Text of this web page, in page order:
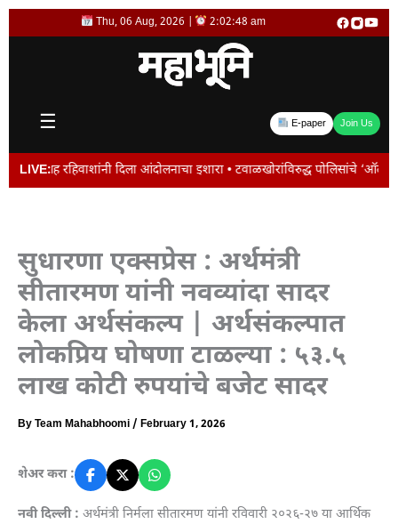
Skip
Thu, 06 Aug, 2026 | 2:02:49 am
☰ E-paper Join Us
LIVE:दिला आंदोलनाचा इशारा • टवाळखोरांविरुद्ध पोलिसांचे ‘ऑल आऊट
सुधारणा एक्सप्रेस : अर्थमंत्री
सीतारमण यांनी नवव्यांदा सादर
केला अर्थसंकल्प | अर्थसंकल्पात
लोकप्रिय घोषणा टाळल्या : ५३.५
लाख कोटी रुपयांचे बजेट सादर
ByTeam Mahabhoomi/ February 1, 2026
शेअर करा :
नवी दिल्ली : अर्थमंत्री निर्मला सीतारमण यांनी रविवारी २०२६-२७ या आर्थिक